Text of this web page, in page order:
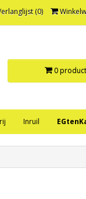
(0)
0
Inruil